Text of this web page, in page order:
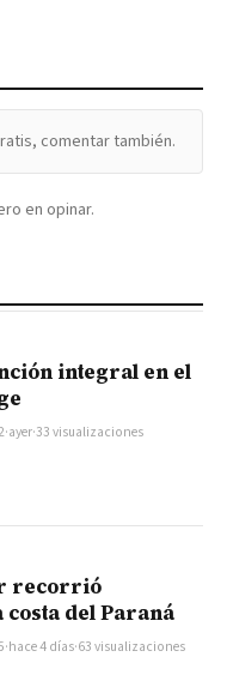
comentar también.
en opinar.
integral en el
·ayer·33 visualizaciones
recorrió
costa del Paraná
·hace 4 días·63 visualizaciones